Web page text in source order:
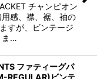
チャンピオン
感、襟、裾、袖の
すが、ビンテージ
ま…
ファティーグパ
REGULAR)ビンテ